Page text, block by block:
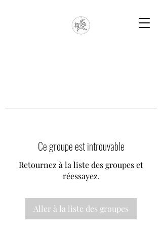
Ce groupe est introuvable
Retournez à la liste des groupes et
réessayez.
Aller à la liste des groupes